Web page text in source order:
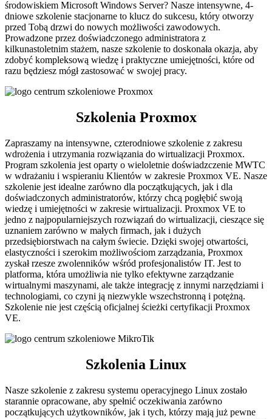
środowiskiem Microsoft Windows Server? Nasze intensywne, 4-
dniowe szkolenie stacjonarne to klucz do sukcesu, który otworzy
przed Tobą drzwi do nowych możliwości zawodowych.
Prowadzone przez doświadczonego administratora z
kilkunastoletnim stażem, nasze szkolenie to doskonała okazja, aby
zdobyć kompleksową wiedzę i praktyczne umiejętności, które od
razu będziesz mógł zastosować w swojej pracy.
Szkolenia Proxmox
Zapraszamy na intensywne, czterodniowe szkolenie z zakresu
wdrożenia i utrzymania rozwiązania do wirtualizacji Proxmox.
Program szkolenia jest oparty o wieloletnie doświadzczenie MWTC
w wdrażaniu i wspieraniu Klientów w zakresie Proxmox VE. Nasze
szkolenie jest idealne zarówno dla początkujących, jak i dla
doświadczonych administratorów, którzy chcą pogłębić swoją
wiedzę i umiejętności w zakresie wirtualizacji. Proxmox VE to
jedno z najpopularniejszych rozwiązań do wirtualizacji, cieszące się
uznaniem zarówno w małych firmach, jak i dużych
przedsiębiorstwach na całym świecie. Dzięki swojej otwartości,
elastyczności i szerokim możliwościom zarządzania, Proxmox
zyskał rzesze zwolenników wśród profesjonalistów IT. Jest to
platforma, która umożliwia nie tylko efektywne zarządzanie
wirtualnymi maszynami, ale także integrację z innymi narzędziami i
technologiami, co czyni ją niezwykle wszechstronną i potężną.
Szkolenie nie jest częścią oficjalnej ścieżki certyfikacji Proxmox
VE.
Szkolenia Linux
Nasze szkolenie z zakresu systemu operacyjnego Linux zostało
starannie opracowane, aby spełnić oczekiwania zarówno
początkujących użytkowników, jak i tych, którzy mają już pewne